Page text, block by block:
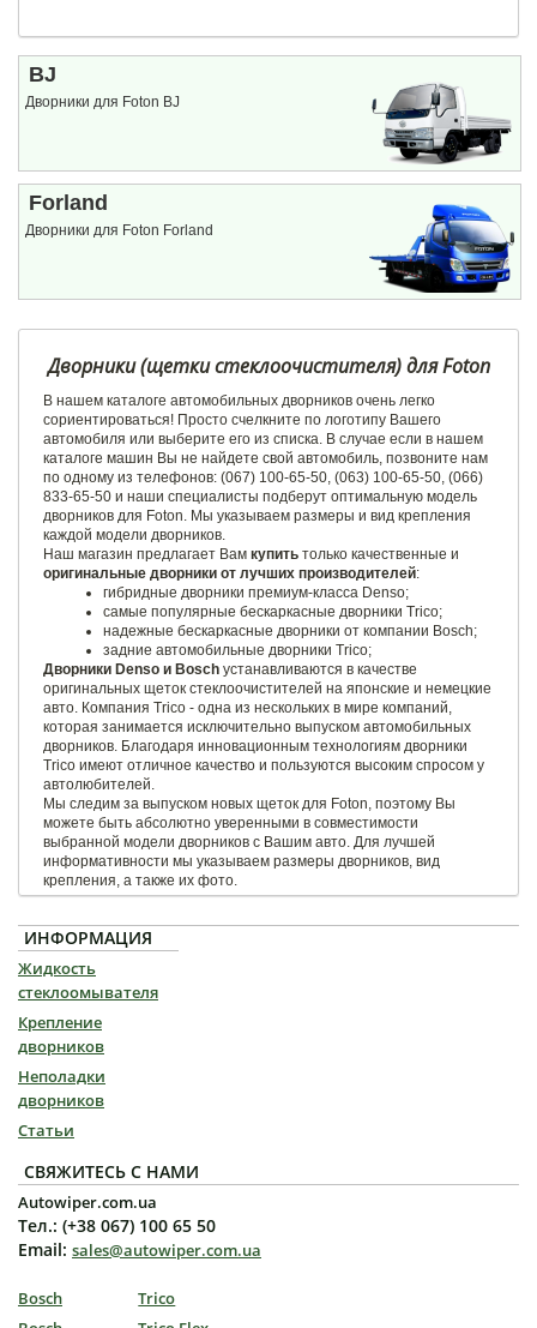
BJ
Дворники для Foton BJ
Forland
Дворники для Foton Forland
Дворники (щетки стеклоочистителя) для Foton
В нашем каталоге автомобильных дворников очень легко
сориентироваться! Просто счелкните по логотипу Вашего
автомобиля или выберите его из списка. В случае если в нашем
каталоге машин Вы не найдете свой автомобиль, позвоните нам
по одному из телефонов: (067) 100-65-50, (063) 100-65-50, (066)
833-65-50 и наши специалисты подберут оптимальную модель
дворников для Foton. Мы указываем размеры и вид крепления
каждой модели дворников.
Наш магазин предлагает Вам купить только качественные и
оригинальные дворники от лучших производителей:
гибридные дворники премиум-класса Denso;
самые популярные бескаркасные дворники Trico;
надежные бескаркасные дворники от компании Bosch;
задние автомобильные дворники Trico;
Дворники Denso и Bosch устанавливаются в качестве
оригинальных щеток стеклоочистителей на японские и немецкие
авто. Компания Trico - одна из нескольких в мире компаний,
которая занимается исключительно выпуском автомобильных
дворников. Благодаря инновационным технологиям дворники
Trico имеют отличное качество и пользуются высоким спросом у
автолюбителей.
Мы следим за выпуском новых щеток для Foton, поэтому Вы
можете быть абсолютно уверенными в совместимости
выбранной модели дворников с Вашим авто. Для лучшей
информативности мы указываем размеры дворников, вид
крепления, а также их фото.
ИНФОРМАЦИЯ
Жидкость
стеклоомывателя
Крепление
дворников
Неполадки
дворников
Статьи
СВЯЖИТЕСЬ С НАМИ
Autowiper.com.ua
Тел.: (+38 067) 100 65 50
Email: sales@autowiper.com.ua
Bosch
Trico